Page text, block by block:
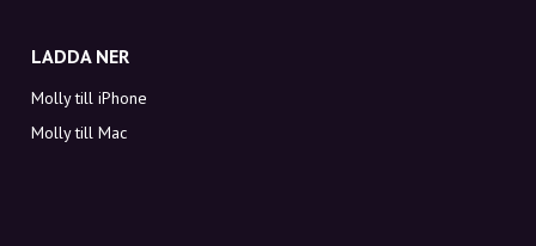
LADDA NER
Molly till iPhone
Molly till Mac